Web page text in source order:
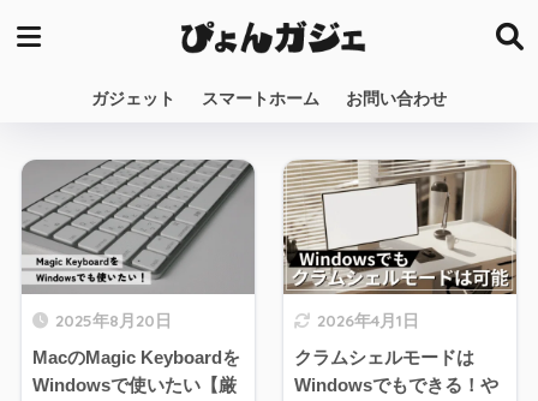
ガジェット スマートホーム お問い合わせ
2025年8月20日
MacのMagic Keyboardを
Windowsで使いたい【厳
2026年4月1日
クラムシェルモードは
Windowsでもできる！や